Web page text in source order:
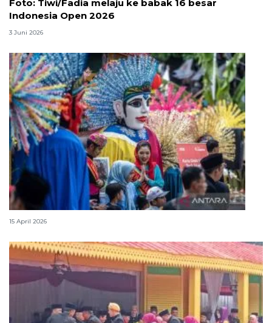
Foto: Tiwi/Fadia melaju ke babak 16 besar
Indonesia Open 2026
3 Juni 2026
Lebaran Betawi, harmoni tradisi dan kota global
15 April 2026